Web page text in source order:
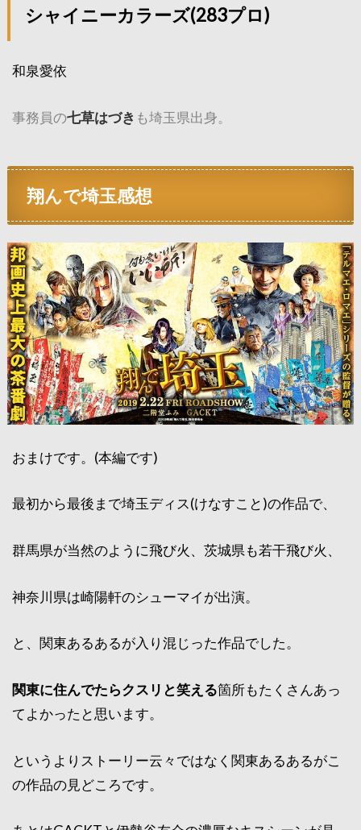
シャイニーカラーズ(283プロ)
和泉愛依
事務員の七草はづき も埼玉県出身。
翔んで埼玉感想
おまけです。(本編です)
最初から最後まで埼玉ディス(けなすこと)の作品で、
群馬県が当然のように飛び火、茨城県も若干飛び火、
神奈川県は崎陽軒のシューマイが出演。
と、関東あるあるが入り混じった作品でした。
関東に住んでたらクスリと笑える箇所もたくさんあっ
てよかったと思います。
というよりストーリー云々ではなく関東あるあるがこ
の作品の見どころです。